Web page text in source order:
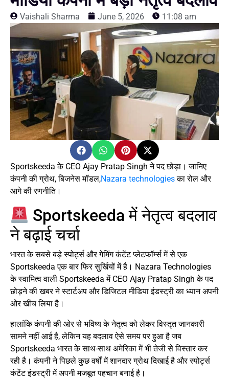
Vaishali Sharma June 5, 2026 11:08 am
Sportskeeda के CEO Ajay Pratap Singh ने पद छोड़ा। जानिए
कंपनी की ग्रोथ, बिजनेस मॉडल,Nazara technologiesका रोल और
आगे की रणनीति।
Sportskeeda में नेतृत्व बदलाव
ने बढ़ाई चर्चा
भारत के सबसे बड़े स्पोर्ट्स और गेमिंग कंटेंट प्लेटफॉर्म्स में से एक
Sportskeeda एक बार फिर सुर्खियों में है। Nazara Technologies
के स्वामित्व वाली Sportskeeda में CEO Ajay Pratap Singh के पद
छोड़ने की खबर ने स्टार्टअप और डिजिटल मीडिया इंडस्ट्री का ध्यान अपनी
ओर खींच लिया है।
हालांकि कंपनी की ओर से भविष्य के नेतृत्व को लेकर विस्तृत जानकारी
सामने नहीं आई है, लेकिन यह बदलाव ऐसे समय पर हुआ है जब
Sportskeeda भारत के साथ-साथ अमेरिका में भी तेजी से विस्तार कर
रही है। कंपनी ने पिछले कुछ वर्षों में शानदार ग्रोथ दिखाई है और स्पोर्ट्स
कंटेंट इंडस्ट्री में अपनी मजबूत पहचान बनाई है।